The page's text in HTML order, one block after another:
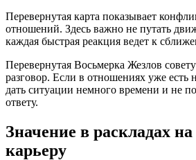
Перевернутая карта показывает
отношений. Здесь важно не путать
каждая быстрая реакция ведет к
Перевернутая Восьмерка Жезлов
разговор. Если в отношениях уже есть
дать ситуации немного времени и не
ответу.
Значение в раскладах
карьеру